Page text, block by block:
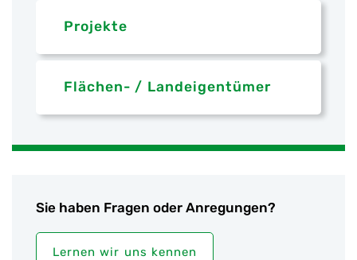
Projekte
Flächen- / Landeigentümer
Sie haben Fragen oder Anregungen?
Lernen wir uns kennen